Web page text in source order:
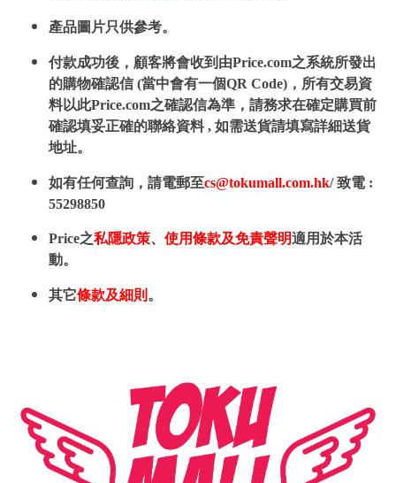
產品圖片只供參考。
付款成功後，顧客將會收到由Price.com之系統所發出
的購物確認信 (當中會有一個QR Code)，所有交易資
料以此Price.com之確認信為準，請務求在確定購買前
確認填妥正確的聯絡資料 , 如需送貨請填寫詳細送貨
地址。
如有任何查詢，請電郵至cs@tokumall.com.hk/ 致電 :
55298850
Price之私隱政策、 使用條款及免責聲明適用於本活
動。
其它條款及細則 。